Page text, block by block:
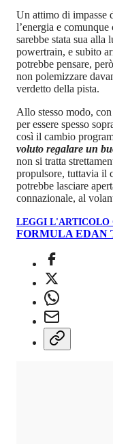
Un attimo di impasse
l’energia e
sarebbe stata sua alla
powertrain, e subito
potrebbe pensare,
non polemizzare
verdetto della pista.
Allo stesso modo,
per essere spesso
così il cambio
voluto regalare un
non si tratta
propulsore, tuttavia il
potrebbe lasciare
connazionale, al
LEGGI L'ARTICOLO
FORMULA EDAN